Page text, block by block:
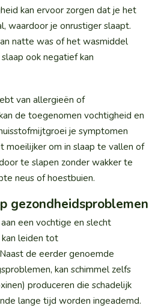
kan ervoor zorgen dat je het
waardoor je onrustiger slaapt.
natte was of het wasmiddel
ook negatief kan
van allergieën of
de toegenomen vochtigheid en
je symptomen
moeilijker om in slaap te vallen of
te slapen zonder wakker te
neus of hoestbuien.
gezondheidsproblemen
een vochtige en slecht
leiden tot
de eerder genoemde
kan schimmel zelfs
produceren die schadelijk
lange tijd worden ingeademd.